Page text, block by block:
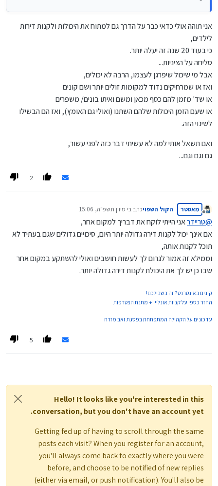
מ"ר,
ותוך כמה שנים המשפחה גדלה, ועמה ההוצאות, אך לא ההכנסות,
ועל זה באתי: תקנו היום את הדירה המתאימה לכם בעתיד, במחיר
אני תוהה אולי כדאי כבר על הדרך גם למתוח את היכולות ולקנות דירות
לילדים,
כי בעוד 20 שנה זה יעלה יותר.
סליחה על הציניות...
אבל מי שיכול שיפרגן לעצמו, הרבה לא יכולים,
ואז או שמרחיקים נדוד למקומות זולים יותר ושם קונים
או שד' מזמן להם כסף מכאן ומשם ואיתו בונים/ משפרים
או שעם הזמן היכולות שלהם השתנו (ואולי גם האומץ), ואז הם הבשילו
לשינוי הזה.
ואם תשאל אותי למה לא עשיתי דבר כזה לפני עשור,
גם וגם וגם...
2
מנותק
מאסטר הקול השפויכתב בי סיוון תשפ״ה, 15:06
נערך לאחרונה על ידי
@טריידראני הייתי לוקח את דבריך למקום אחר,
אם אינך יכול לקנות דירה גדולה יותר היום, סיכויים גדולים שגם בעתיד לא
תוכל לקנות אותה,
וממילא זה אמור לגרום לך לעשות חושבים ואולי להשתקע במקום אחר
שבו כן יש לך את היכולת לקנות דירה גדולה יותר.
קונים באינטרנט? זה בשבילכם!
החזר כספי על קניות אונליין + מתנת הצטרפות
עדכונים על הקהילה המתפתחת בפסגת זאב מזרח
5
Hello! It looks like you're interested in this
conversation, but you don't have an account yet.
Getting fed up of having to scroll through the same
posts each visit? When you register for an account,
you'll always come back to exactly where you were
before, and choose to be notified of new replies
(either via email, or push notification). You'll also be